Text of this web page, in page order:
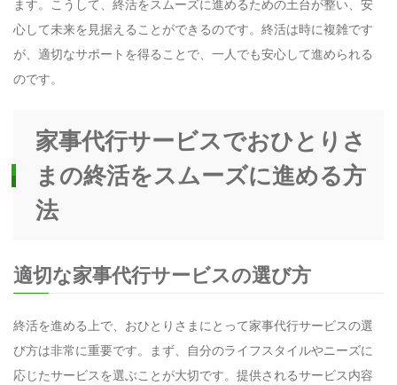
ます。こうして、終活をスムーズに進めるための土台が整い、安
心して未来を見据えることができるのです。終活は時に複雑です
が、適切なサポートを得ることで、一人でも安心して進められる
のです。
家事代行サービスでおひとりさ
まの終活をスムーズに進める方
法
適切な家事代行サービスの選び方
終活を進める上で、おひとりさまにとって家事代行サービスの選
び方は非常に重要です。まず、自分のライフスタイルやニーズに
応じたサービスを選ぶことが大切です。提供されるサービス内容